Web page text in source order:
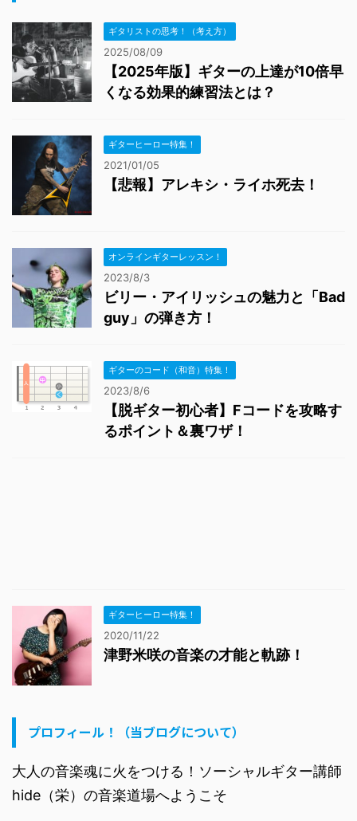
ギタリストの思考！（考え方）
2025/08/09
【2025年版】ギターの上達が10倍早
くなる効果的練習法とは？
ギターヒーロー特集！
2021/01/05
【悲報】アレキシ・ライホ死去！
オンラインギターレッスン！
2023/8/3
ビリー・アイリッシュの魅力と「Bad
guy」の弾き方！
ギターのコード（和音）特集！
2023/8/6
【脱ギター初心者】Fコードを攻略す
るポイント＆裏ワザ！
ギターヒーロー特集！
2020/11/22
津野米咲の音楽の才能と軌跡！
プロフィール！（当ブログについて）
大人の音楽魂に火をつける！ソーシャルギター講師
hide（栄）の音楽道場へようこそ